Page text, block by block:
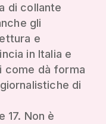
di collante
gli
e
in Italia e
come dà forma
di
17. Non è